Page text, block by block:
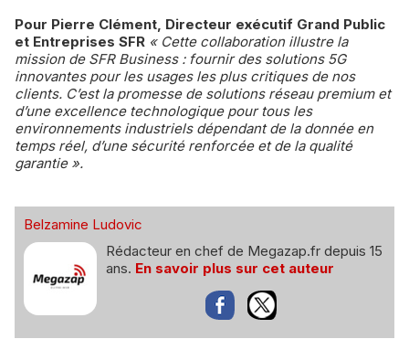
Pour Pierre Clément, Directeur exécutif Grand Public
et Entreprises SFR « Cette collaboration illustre la
mission de SFR Business : fournir des solutions 5G
innovantes pour les usages les plus critiques de nos
clients. C’est la promesse de solutions réseau premium et
d’une excellence technologique pour tous les
environnements industriels dépendant de la donnée en
temps réel, d’une sécurité renforcée et de la qualité
garantie ».
Belzamine Ludovic
Rédacteur en chef de Megazap.fr depuis 15
ans. En savoir plus sur cet auteur